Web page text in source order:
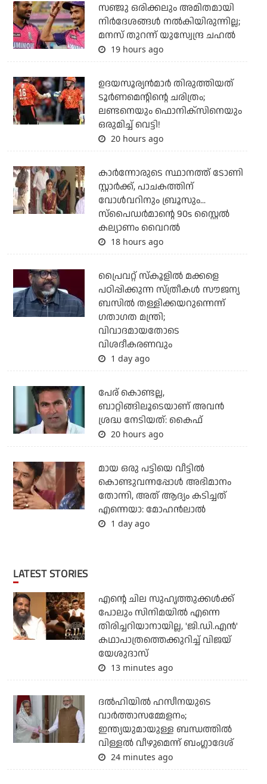
സഞ്ജു ഒരിക്കലും അമിതമായി
നിര്‍ദേശങ്ങള്‍ നല്‍കിയിരുന്നില്ല;
മനസ് തുറന്ന് യുസ്വേന്ദ്ര ചഹല്‍
19 hours ago
ഉദയസൂര്യന്‍മാര്‍ തിരുത്തിയത്
ടൂര്‍ണമെന്റിന്റെ ചരിത്രം;
ലണ്ടനെയും ഫൊനിക്‌സിനെയും
ഒരുമിച്ച് വെട്ടി!
20 hours ago
കാര്‍ന്നോരുടെ സ്ഥാനത്ത് ടോണി
സ്റ്റാര്‍ക്ക്, പാചകത്തിന്
വോള്‍വറിനും ബ്രൂസും...
സ്‌പൈഡര്‍മാന്റെ 90s സ്റ്റൈല്‍
കല്യാണം വൈറല്‍
18 hours ago
പ്രൈവറ്റ് സ്‌കൂളില്‍ മക്കളെ
പഠിപ്പിക്കുന്ന സ്ത്രീകള്‍ സൗജന്യ
ബസില്‍ തള്ളിക്കയറുന്നെന്ന്
ഗതാഗത മന്ത്രി;
വിവാദമായതോടെ
വിശദീകരണവും
1 day ago
പേര് കൊണ്ടല്ല,
ബാറ്റിങ്ങിലൂടെയാണ് അവൻ
ശ്രദ്ധ നേടിയത്: കൈഫ്
20 hours ago
മായ ഒരു പട്ടിയെ വീട്ടില്‍
കൊണ്ടുവന്നപ്പോള്‍ അഭിമാനം
തോന്നി, അത് ആദ്യം കടിച്ചത്
എന്നെയാ: മോഹന്‍ലാല്‍
1 day ago
LATEST STORIES
എന്റെ ചില സുഹൃത്തുക്കൾക്ക്
പോലും സിനിമയിൽ എന്നെ
തിരിച്ചറിയാനായില്ല, 'ജി.ഡി.എൻ'
കഥാപാത്രത്തെക്കുറിച്ച് വിജയ്
യേശുദാസ്
13 minutes ago
ദല്‍ഹിയില്‍ ഹസീനയുടെ
വാര്‍ത്താസമ്മേളനം;
ഇന്ത്യയുമായുള്ള ബന്ധത്തില്‍
വിള്ളല്‍ വീഴുമെന്ന് ബംഗ്ലാദേശ്
24 minutes ago